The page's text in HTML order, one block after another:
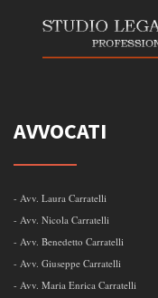
AVVOCATI
- Avv. Laura Carratelli
- Avv. Nicola Carratelli
- Avv. Benedetto Carratelli
- Avv. Giuseppe Carratelli
- Avv. Maria Enrica Carratelli